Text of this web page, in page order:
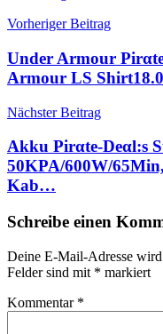
Vorheriger Beitrag
Under Armour
Armour LS
Nächster Beitrag
Akku Pirαtе-Dеαl:s
50KPA/600W/
Kab…
Schreibe einen
Deine E-Mail-Adresse
Felder sind mit * markiert
Kommentar *